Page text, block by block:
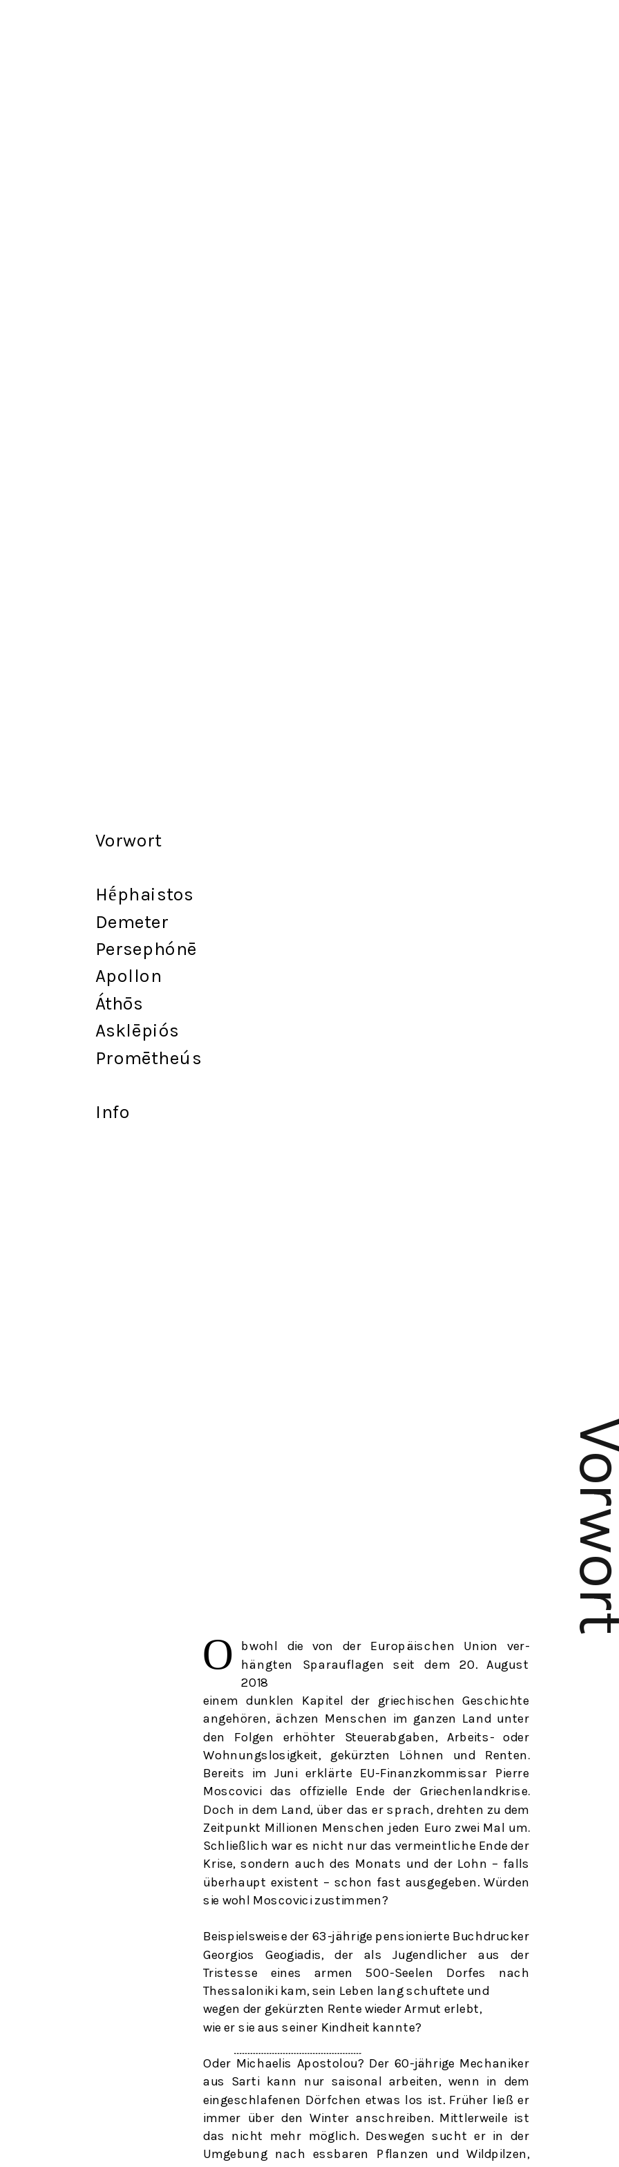
Vorwort
Hḗphaistos
Demeter
Persephónē
Apollon
Áthōs
Asklēpiós
Promētheús
Info
Ο bwohl die von der Europäischen Union ver-
hängten Sparauflagenseit dem 20. August
2018
einem dunklen Kapitel der griechischen Geschichte
angehören, ächzen Menschen im ganzen Land unter
den Folgen erhöhter Steuerabgaben, Arbeits- oder
Wohnungslosigkeit, gekürzten Löhnen und Renten.
Bereits im Juni erklärte EU-Finanzkommissar Pierre
Moscovici das offizielle Ende der Griechenlandkrise.
Doch in dem Land, über das er sprach, drehten zu dem
Zeitpunkt Millionen Menschen jeden Euro zwei Mal um.
Schließlich war es nicht nur das vermeintliche Ende der
Krise, sondern auch des Monats und der Lohn – falls
überhaupt existent – schon fast ausgegeben. Würden
sie wohl Moscovici zustimmen?
Beispielsweise der 63-jährige pensionierte Buchdrucker
Georgios Geogiadis, der als Jugendlicher aus der
Tristesse eines armen500-Seelen Dorfes nach
Thessaloniki kam, sein Leben lang schuftete und
wegen der gekürzten Rente wieder Armut erlebt,
wie er sie aus seiner Kindheit kannte?
Oder Michaelis Apostolou? Der 60-jährige Mechaniker
aus Sarti kann nur saisonal arbeiten, wenn in dem
eingeschlafenen Dörfchen etwas los ist. Früher ließ er
immer über den Winter anschreiben. Mittlerweile ist
das nicht mehr möglich. Deswegen sucht er in der
Umgebung nach essbaren Pflanzen und Wildpilzen,
w